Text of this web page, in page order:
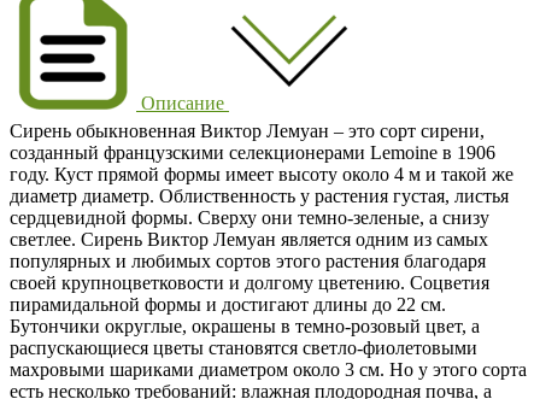
Описание
Сирень обыкновенная Виктор Лемуан – это сорт сирени,
созданный французскими селекционерами Lemoine в 1906
году. Куст прямой формы имеет высоту около 4 м и такой же
диаметр диаметр. Облиственность у растения густая, листья
сердцевидной формы. Сверху они темно-зеленые, а снизу
светлее. Сирень Виктор Лемуан является одним из самых
популярных и любимых сортов этого растения благодаря
своей крупноцветковости и долгому цветению. Соцветия
пирамидальной формы и достигают длины до 22 см.
Бутончики округлые, окрашены в темно-розовый цвет, а
распускающиеся цветы становятся светло-фиолетовыми
махровыми шариками диаметром около 3 см. Но у этого сорта
есть несколько требований: влажная плодородная почва, а